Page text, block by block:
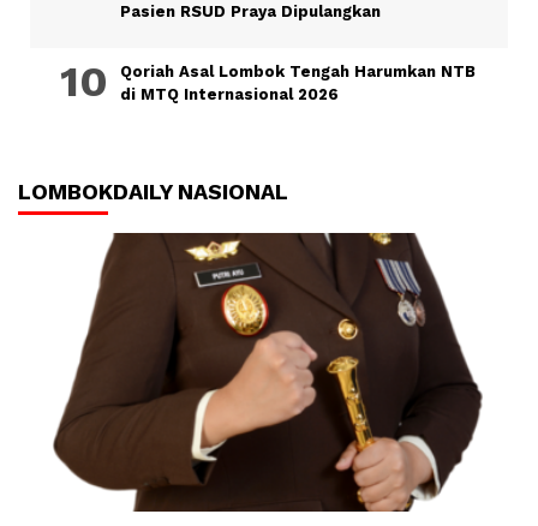
Pasien RSUD Praya Dipulangkan
Qoriah Asal Lombok Tengah Harumkan NTB
di MTQ Internasional 2026
LOMBOKDAILY NASIONAL